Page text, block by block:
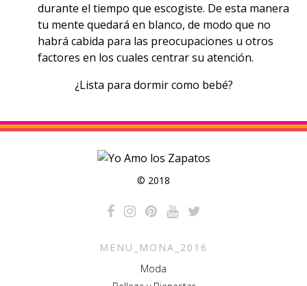
durante el tiempo que escogiste. De esta manera
tu mente quedará en blanco, de modo que no
habrá cabida para las preocupaciones u otros
factores en los cuales centrar su atención.
¿Lista para dormir como bebé?
© 2018
MENU_MONA_2016
Moda